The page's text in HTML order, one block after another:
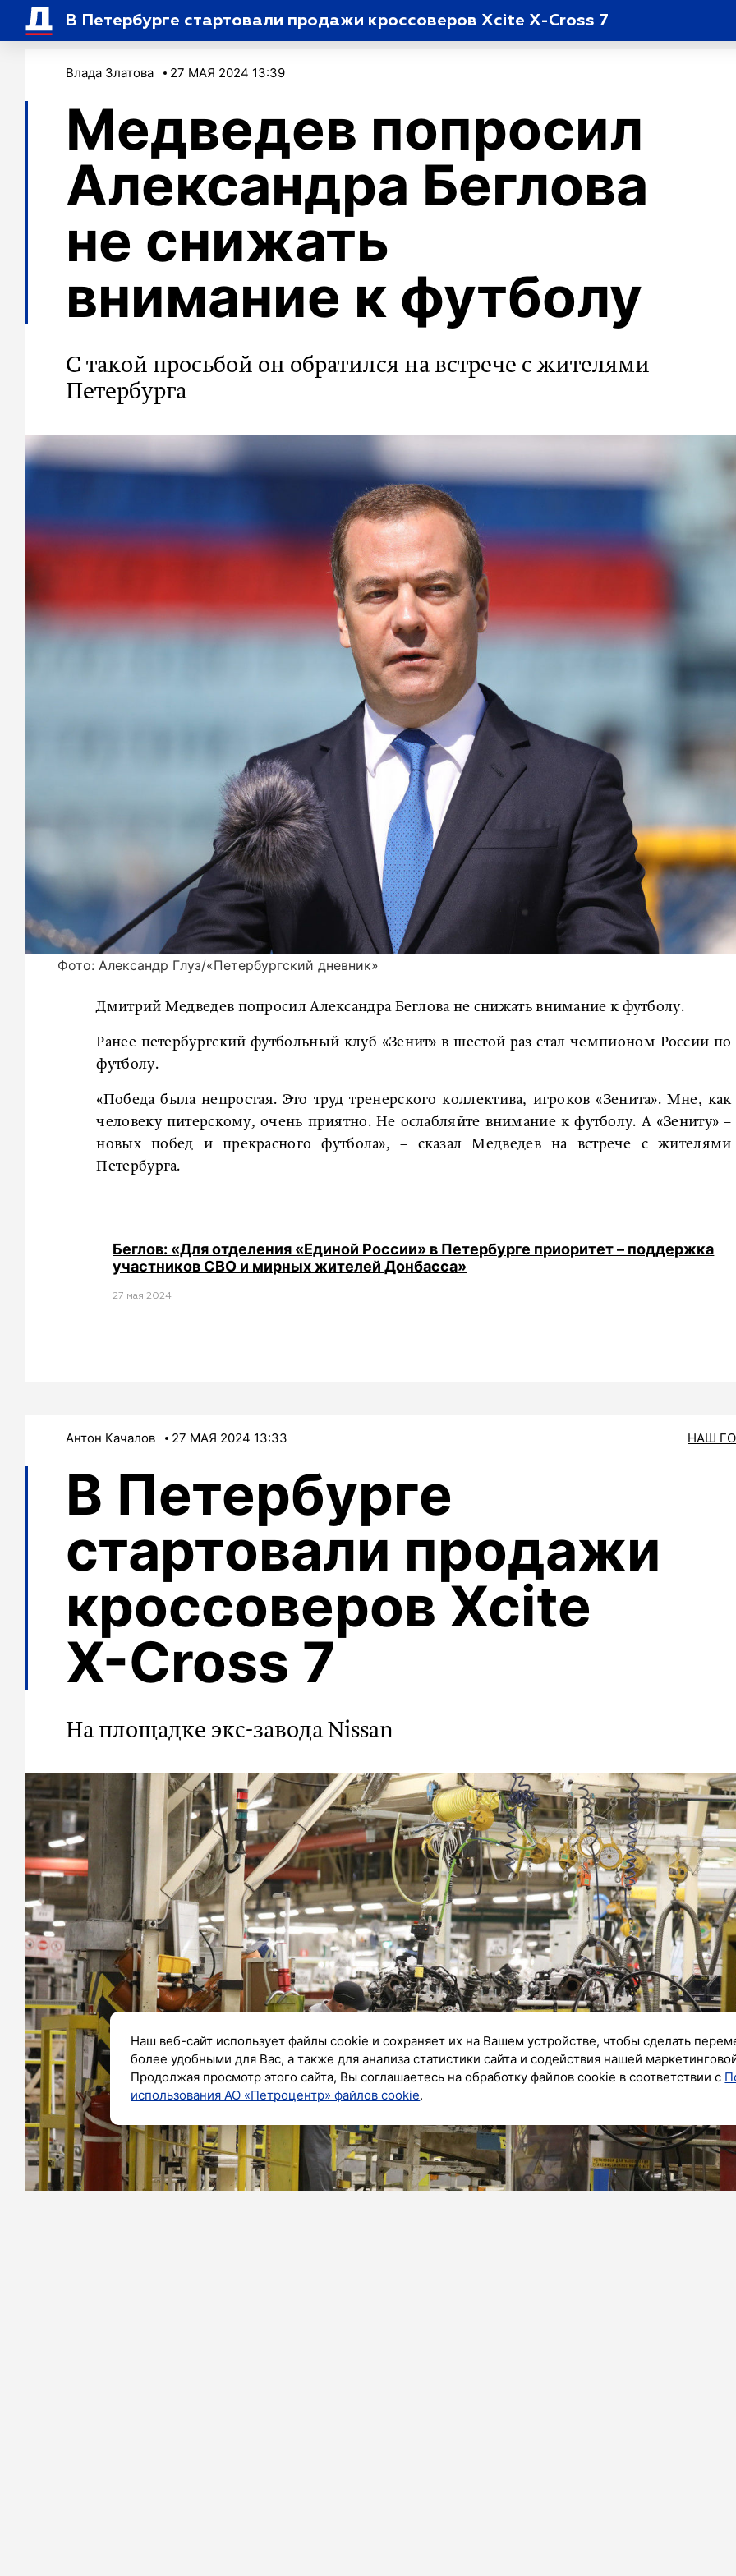
В Петербурге стартовали продажи кроссоверов Xcite X-Cross 7
Влада Златова 27 МАЯ 2024 13:39
Медведев попросил
Александра Беглова
не снижать
внимание к футболу
С такой просьбой он обратился на встрече с жителями
Петербурга
Фото: Александр Глуз/«Петербургский дневник»
Дмитрий Медведев попросил Александра Беглова не снижать внимание к футболу.
Ранее петербургский футбольный клуб «Зенит» в шестой раз стал чемпионом России по
футболу.
«Победа была непростая. Это труд тренерского коллектива, игроков «Зенита». Мне, как
человеку питерскому, очень приятно. Не ослабляйте внимание к футболу. А «Зениту» –
новых побед и прекрасного футбола», – сказал Медведев на встрече с жителями
Петербурга.
Беглов: «Для отделения «Единой России» в Петербурге приоритет – поддержка
участников СВО и мирных жителей Донбасса»
27 мая 2024
Антон Качалов 27 МАЯ 2024 13:33 НАШ
В Петербурге
стартовали продажи
кроссоверов Xcite
X-Cross 7
На площадке экс-завода Nissan
Наш веб-сайт использует файлы cookie и сохраняет их на Вашем устройстве, чтобы сделать
более удобными для Вас, а также для анализа статистики сайта и содействия нашей
Продолжая просмотр этого сайта, Вы соглашаетесь на обработку файлов cookie в соответствии с
использования АО «Петроцентр» файлов cookie.